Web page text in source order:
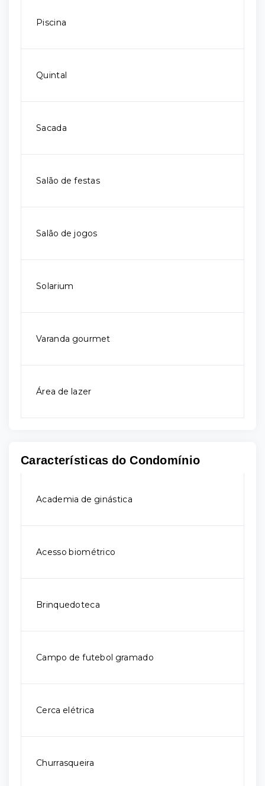
Piscina
Quintal
Sacada
Salão de festas
Salão de jogos
Solarium
Varanda gourmet
Área de lazer
Características do Condomínio
Academia de ginástica
Acesso biométrico
Brinquedoteca
Campo de futebol gramado
Cerca elétrica
Churrasqueira